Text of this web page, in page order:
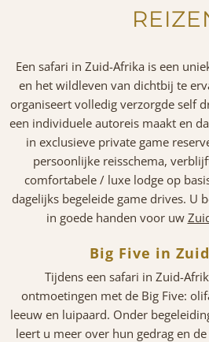
Een safari in Zuid-Afrika is een
en het wildleven van dichtbij te
organiseert volledig verzorgde self
een individuele autoreis maakt en
in exclusieve private game
persoonlijke reisschema,
comfortabele / luxe lodge op
dagelijks begeleide game drives. U
in goede handen voor uw
Big Five in
Tijdens een safari in Zuid-
ontmoetingen met de Big Five:
leeuw en luipaard. Onder
leert u meer over hun gedrag en